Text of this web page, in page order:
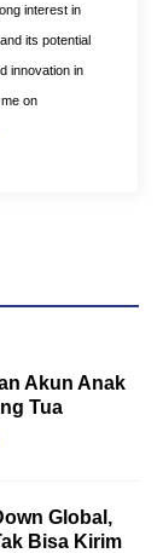
interest in
its potential
innovation in
on
Akun Anak
Tua
Global,
Bisa Kirim